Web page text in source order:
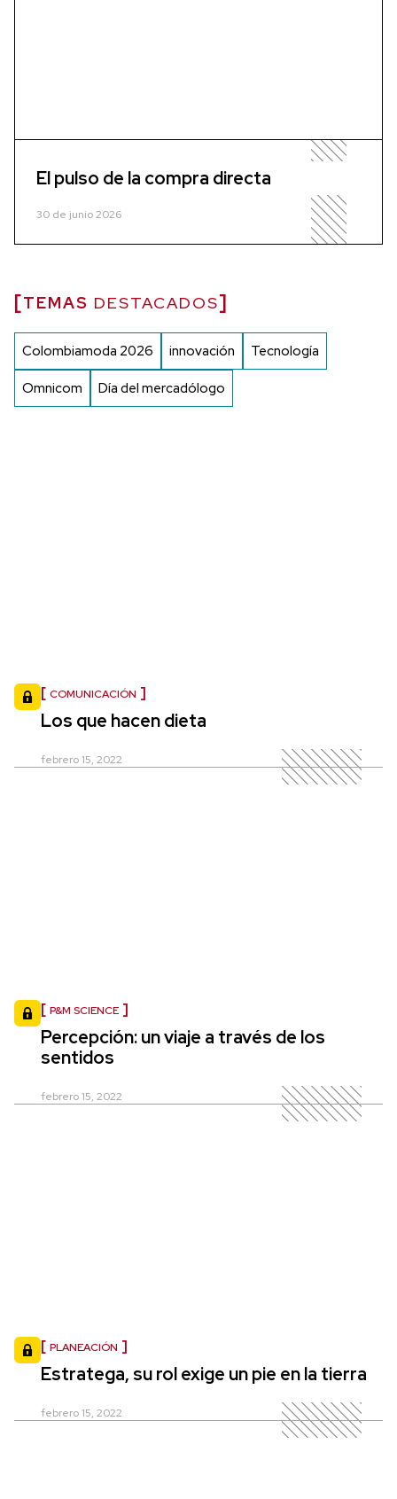
El pulso de la compra directa
30 de junio 2026
TEMAS DESTACADOS
Colombiamoda 2026 innovación Tecnología
Omnicom Día del mercadólogo
COMUNICACIÓN
Los que hacen dieta
febrero 15, 2022
P&M SCIENCE
Percepción: un viaje a través de los
sentidos
febrero 15, 2022
PLANEACIÓN
Estratega, su rol exige un pie en la tierra
febrero 15, 2022